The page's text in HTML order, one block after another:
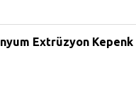
Extrüzyon Kepenk -